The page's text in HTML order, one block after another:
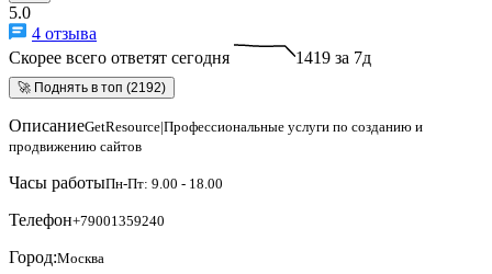
5.0
4 отзыва
Скорее всего ответят сегодня
1419 за 7д
🚀 Поднять в топ (2192)
ОписаниеGetResource|Профессиональные услуги по созданию и
продвижению сайтов
Часы работыПн-Пт: 9.00 - 18.00
Телефон+79001359240
Город:Москва